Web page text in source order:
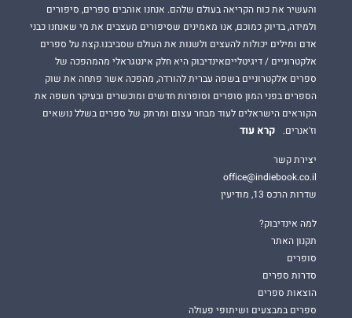
והעשיר את כוח הקריאה בעולם שלהם. אנחנו אוהבים ספרים, סיפורים
ולמידה, בדיוק כמוכם, אנו מאמינים שסיפורים מעצבים את מי שאנחנו כבני
אדם ומילים יכולות להעצים ולשנות את העולם שסביבנו.קצת על ספרים
אלקטרוניים / דיגיטלייםאינדיבוק היא חלק אינטגראלי מהמהפכה של
ספרים אלקטרוניים בשפה עברית להורדה, מהפכה אשר פתחה את שוק
הספרים בפני המון סופרים וסופרות חדשים ומוכשרים ובעיקר חשפה את
הקוראים הישראלים לעוד מבחר עצום ומרתק של ספרים בשלל נושאים
וז'אנרים.
קרא עוד
יצירת קשר
office@indiebook.co.il
שדרות הרכס 13, מודיעין
למה אינדיבוק?
תקנון האתר
סופרים
סדרות ספרים
הוצאות ספרים
ספרים במבצעים ושיתופי פעולה